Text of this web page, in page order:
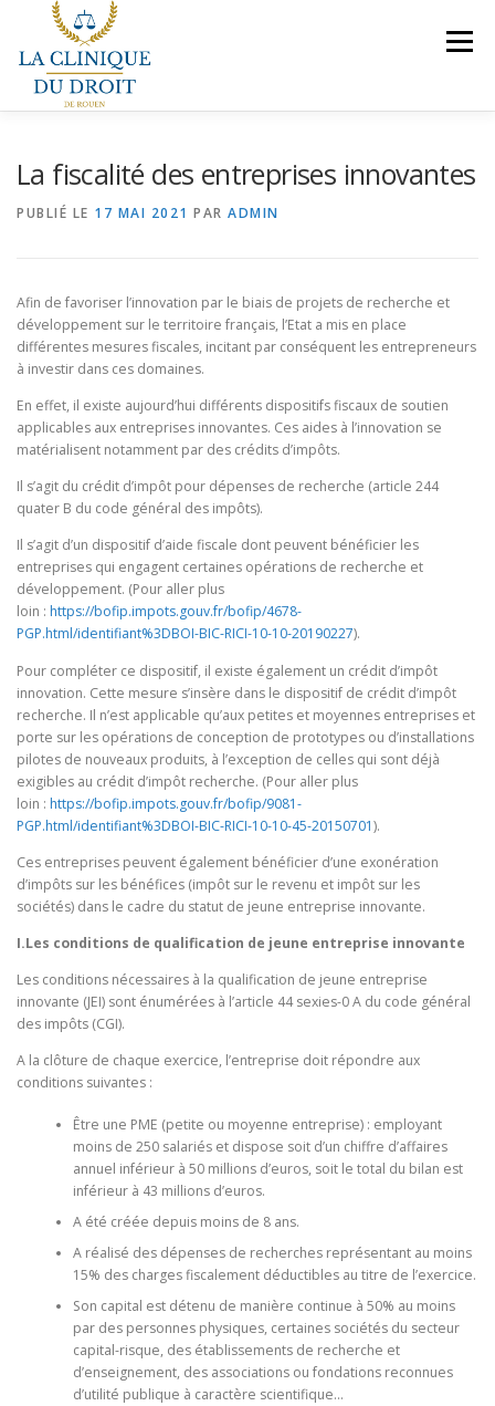
contenu
Menu
NOUS REJOINDRE
La fiscalité des entreprises innovantes
PUBLIÉ LE 17 MAI 2021 PAR ADMIN
Afin de favoriser l’innovation par le biais de projets de recherche et
développement sur le territoire français, l’Etat a mis en place
différentes mesures fiscales, incitant par conséquent les entrepreneurs
à investir dans ces domaines.
En effet, il existe aujourd’hui différents dispositifs fiscaux de soutien
applicables aux entreprises innovantes. Ces aides à l’innovation se
matérialisent notamment par des crédits d’impôts.
Il s’agit du crédit d’impôt pour dépenses de recherche (article 244
quater B du code général des impôts).
Il s’agit d’un dispositif d’aide fiscale dont peuvent bénéficier les
entreprises qui engagent certaines opérations de recherche et
développement. (Pour aller plus
loin : https://bofip.impots.gouv.fr/bofip/4678-
PGP.html/identifiant%3DBOI-BIC-RICI-10-10-20190227).
Pour compléter ce dispositif, il existe également un crédit d’impôt
innovation. Cette mesure s’insère dans le dispositif de crédit d’impôt
recherche. Il n’est applicable qu’aux petites et moyennes entreprises et
porte sur les opérations de conception de prototypes ou d’installations
pilotes de nouveaux produits, à l’exception de celles qui sont déjà
exigibles au crédit d’impôt recherche. (Pour aller plus
loin : https://bofip.impots.gouv.fr/bofip/9081-
PGP.html/identifiant%3DBOI-BIC-RICI-10-10-45-20150701).
Ces entreprises peuvent également bénéficier d’une exonération
d’impôts sur les bénéfices (impôt sur le revenu et impôt sur les
sociétés) dans le cadre du statut de jeune entreprise innovante.
I.Les conditions de qualification de jeune entreprise innovante
Les conditions nécessaires à la qualification de jeune entreprise
innovante (JEI) sont énumérées à l’article 44 sexies-0 A du code général
des impôts (CGI).
A la clôture de chaque exercice, l’entreprise doit répondre aux
conditions suivantes :
Être une PME (petite ou moyenne entreprise) : employant
moins de 250 salariés et dispose soit d’un chiffre d’affaires
annuel inférieur à 50 millions d’euros, soit le total du bilan est
inférieur à 43 millions d’euros.
A été créée depuis moins de 8 ans.
A réalisé des dépenses de recherches représentant au moins
15% des charges fiscalement déductibles au titre de l’exercice.
Son capital est détenu de manière continue à 50% au moins
par des personnes physiques, certaines sociétés du secteur
capital-risque, des établissements de recherche et
d’enseignement, des associations ou fondations reconnues
d’utilité publique à caractère scientifique…